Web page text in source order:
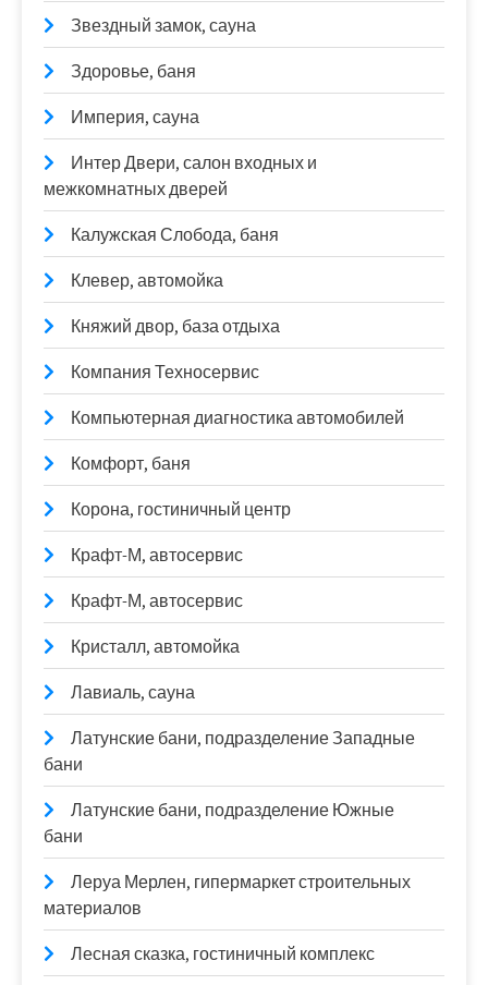
Звездный замок, сауна
Здоровье, баня
Империя, сауна
Интер Двери, салон входных и
межкомнатных дверей
Калужская Слобода, баня
Клевер, автомойка
Княжий двор, база отдыха
Компания Техносервис
Компьютерная диагностика автомобилей
Комфорт, баня
Корона, гостиничный центр
Крафт-М, автосервис
Крафт-М, автосервис
Кристалл, автомойка
Лавиаль, сауна
Латунские бани, подразделение Западные
бани
Латунские бани, подразделение Южные
бани
Леруа Мерлен, гипермаркет строительных
материалов
Лесная сказка, гостиничный комплекс